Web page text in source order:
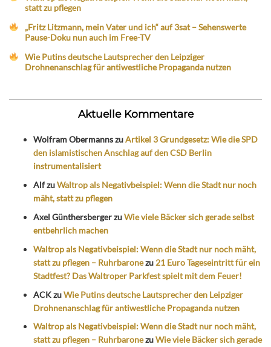
statt zu pflegen
„Fritz Litzmann, mein Vater und ich“ auf 3sat – Sehenswerte
Pause-Doku nun auch im Free-TV
Wie Putins deutsche Lautsprecher den Leipziger
Drohnenanschlag für antiwestliche Propaganda nutzen
Aktuelle Kommentare
Wolfram ObermannszuArtikel 3 Grundgesetz: Wie die SPD
den islamistischen Anschlag auf den CSD Berlin
instrumentalisiert
AlfzuWaltrop als Negativbeispiel: Wenn die Stadt nur noch
mäht, statt zu pflegen
Axel GünthersbergerzuWie viele Bäcker sich gerade selbst
entbehrlich machen
Waltrop als Negativbeispiel: Wenn die Stadt nur noch mäht,
statt zu pflegen – Ruhrbaronezu 21 Euro Tageseintritt für ein
Stadtfest? Das Waltroper Parkfest spielt mit dem Feuer!
ACKzuWie Putins deutsche Lautsprecher den Leipziger
Drohnenanschlag für antiwestliche Propaganda nutzen
Waltrop als Negativbeispiel: Wenn die Stadt nur noch mäht,
statt zu pflegen – RuhrbaronezuWie viele Bäcker sich gerade